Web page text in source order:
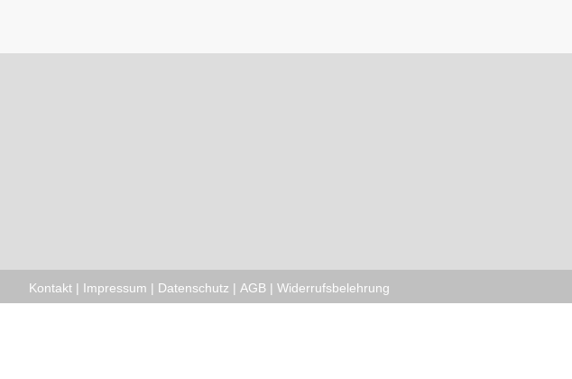
Kontakt | Impressum | Datenschutz | AGB | Widerrufsbelehrung